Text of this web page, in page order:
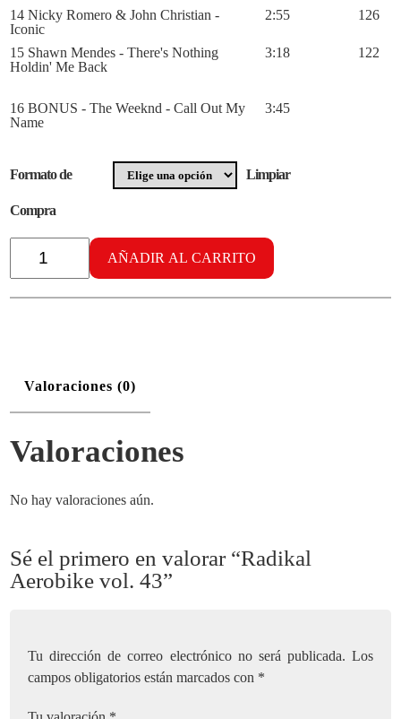
14 Nicky Romero & John Christian -
Iconic
2:55 126
15 Shawn Mendes - There's Nothing
Holdin' Me Back
3:18 122
16 BONUS - The Weeknd - Call Out My
Name
3:45
Formato de
Compra
Limpiar
Radikal
Aerobike
cantidad
AÑADIR AL CARRITO
Valoraciones (0)
Valoraciones
No hay valoraciones aún.
Sé el primero en valorar “Radikal
Aerobike vol. 43”
Tu dirección de correo electrónico no será publicada. Los
campos obligatorios están marcados con *